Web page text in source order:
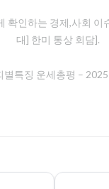
확인하는 경제,사회 이
대] 한미 통상 회담].
별특징 운세총평 –